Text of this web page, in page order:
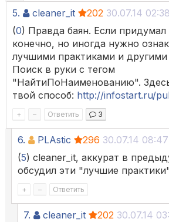
5. cleaner_it 202 30.07.14 02:38
(0) Правда баян. Если
конечно, но иногда нужно
лучшими практиками и
Поиск в руки с тегом
"НайтиПоНаименованию".
твой способ: http://infostart.ru/
+ – Ответить 3
6. PLAstic 296 30.07.14 08:47
(5) cleaner_it, аккурат в
обсудил эти "лучшие
+ – Ответить
7. cleaner_it 202 30.07.14